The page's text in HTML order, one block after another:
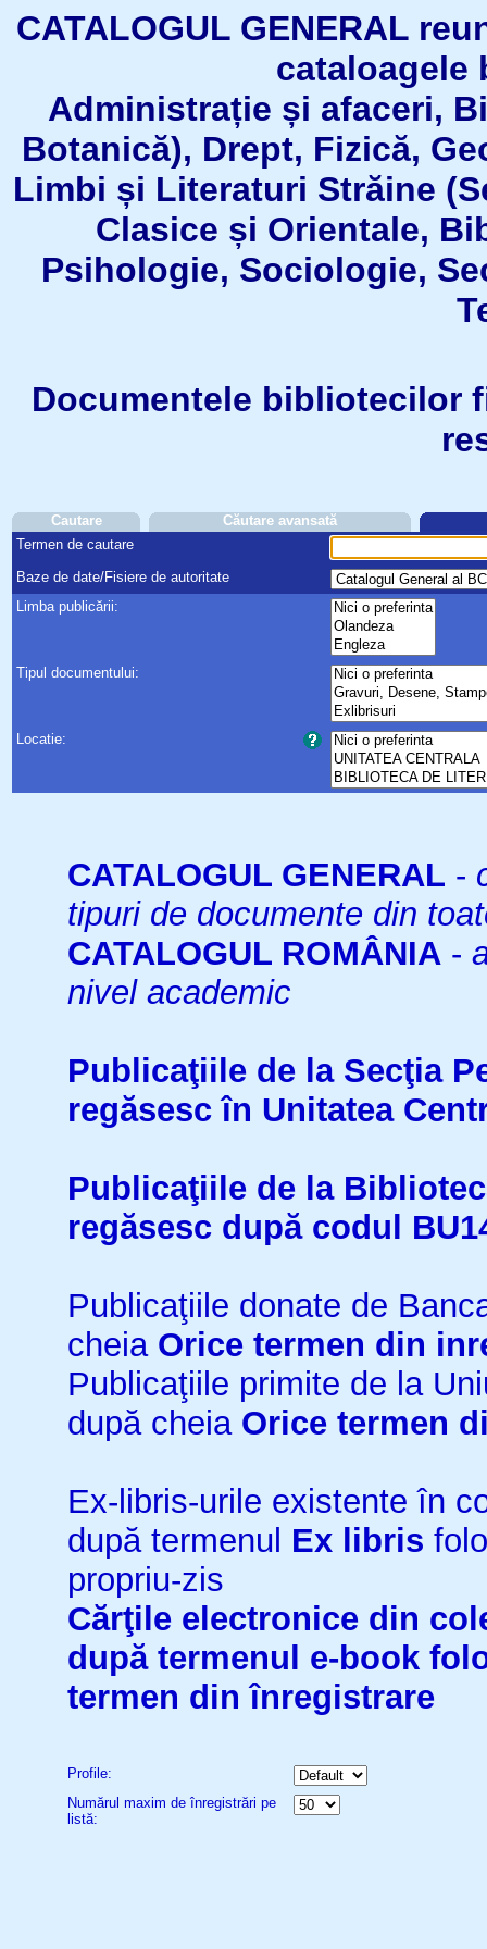
CATALOGUL GENERAL
Administrație și afaceri,
Botanică), Drept, Fizică,
Limbi și Literaturi Străine
Clasice și Orientale,
Psihologie, Sociologie,
Documentele bibliotecilor
Cautare
Căutare avansată
Termen de cautare
Baze de date/Fisiere de autoritate
Limba publicării:
Tipul documentului:
Locatie:
CATALOGUL GENERAL -
tipuri de documente din
CATALOGUL ROMÂNIA -
nivel academic
Publicaţiile de la Secţia
regăsesc în Unitatea
Publicaţiile de la
regăsesc după codul
Publicaţiile donate de
cheia Orice termen din
Publicaţiile primite de la
după cheia Orice termen
Ex-libris-urile existente în
după termenul Ex libris
propriu-zis
Cărţile electronice din
după termenul e-book
termen din înregistrare
Profile:
Numărul maxim de înregistrări pe
listă: